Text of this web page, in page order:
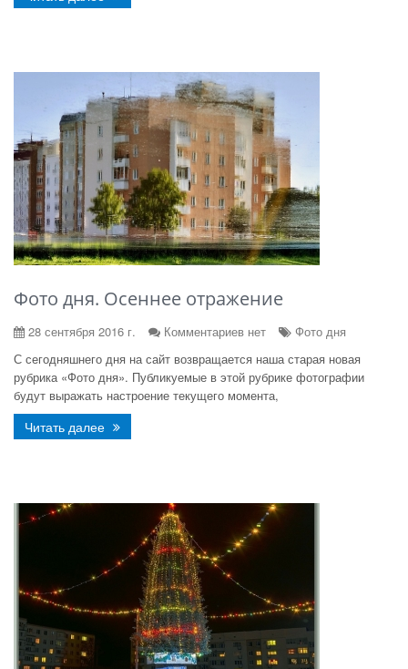
Фото дня. Осеннее отражение
28 сентября 2016 г. Комментариев нет
Фото дня
С сегодняшнего дня на сайт возвращается наша старая новая
рубрика «Фото дня». Публикуемые в этой рубрике фотографии
будут выражать настроение текущего момента,
Читать далее